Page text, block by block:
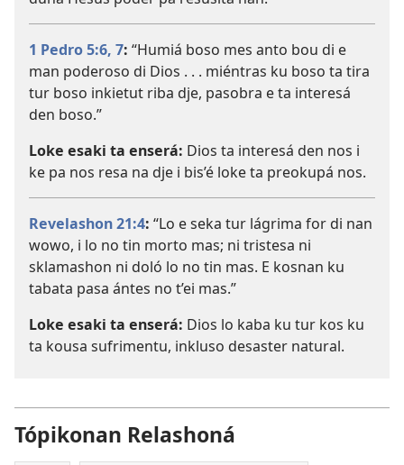
1 Pedro 5:6, 7: “Humiá boso mes anto bou di e
man poderoso di Dios . . . miéntras ku boso ta tira
tur boso inkietut riba dje, pasobra e ta interesá
den boso.”
Loke esaki ta enserá: Dios ta interesá den nos i
ke pa nos resa na dje i bis’é loke ta preokupá nos.
Revelashon 21:4: “Lo e seka tur lágrima for di nan
wowo, i lo no tin morto mas; ni tristesa ni
sklamashon ni doló lo no tin mas. E kosnan ku
tabata pasa ántes no t’ei mas.”
Loke esaki ta enserá: Dios lo kaba ku tur kos ku
ta kousa sufrimentu, inkluso desaster natural.
Tópikonan Relashoná